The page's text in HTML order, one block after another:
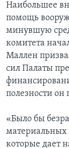
Наибольшее
помощь
минувшую
комитета
Маллен
сил Палаты
полезности он
«Было бы
которые дает